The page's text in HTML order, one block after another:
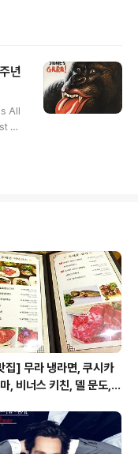
*
- G
F
년
All
Ti
S
집] 무라 냉라면, 쿠시카
, 비너스 키친, 델 문도,